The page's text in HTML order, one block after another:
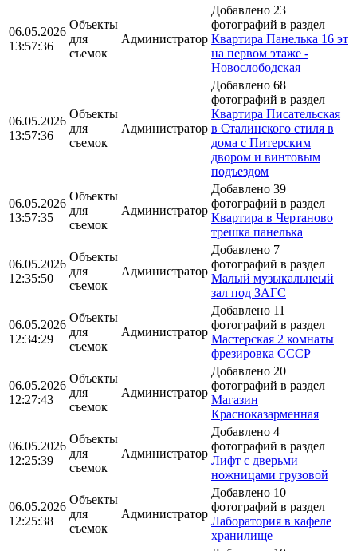
06.05.2026
13:57:36
Объекты
для
съемок
Администратор
Добавлено 23
фотографий в раздел
Квартира Панелька 16 эт
на первом этаже -
Новослободская
06.05.2026
13:57:36
Объекты
для
съемок
Администратор
Добавлено 68
фотографий в раздел
Квартира Писательская
в Сталинского стиля в
дома с Питерским
двором и винтовым
подъездом
06.05.2026
13:57:35
Объекты
для
съемок
Администратор
Добавлено 39
фотографий в раздел
Квартира в Чертаново
трешка панелька
06.05.2026
12:35:50
Объекты
для
съемок
Администратор
Добавлено 7
фотографий в раздел
Малый музыкальнеый
зал под ЗАГС
06.05.2026
12:34:29
Объекты
для
съемок
Администратор
Добавлено 11
фотографий в раздел
Мастерская 2 комнаты
фрезировка СССР
06.05.2026
12:27:43
Объекты
для
съемок
Администратор
Добавлено 20
фотографий в раздел
Магазин
Красноказарменная
06.05.2026
12:25:39
Объекты
для
съемок
Администратор
Добавлено 4
фотографий в раздел
Лифт с дверьми
ножницами грузовой
06.05.2026
12:25:38
Объекты
для
съемок
Администратор
Добавлено 10
фотографий в раздел
Лаборатория в кафеле
хранилище